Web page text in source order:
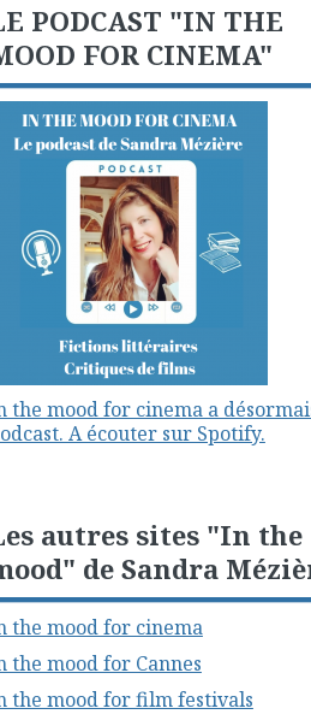
PODCAST "IN THE
FOR CINEMA"
the mood for cinema a
A écouter sur Spotify.
autres sites "In the
de Sandra
the mood for cinema
the mood for Cannes
the mood for film festivals